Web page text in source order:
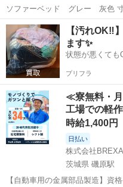
ソファーベッド グレー 灰色
てベッドにすると180＊90㎝）
で分割されているタイプです。マ
から2年...
東京 品川区 北品川駅
【汚れOK‼️
ます✨
状態が悪くても
プリフラ
≪寮無料・
工場での軽
時給1,400円
日払い
株式会社
茨城県 磯原駅
【自動車用の金属部品製造】資